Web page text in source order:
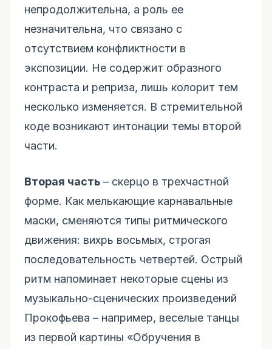
непродолжительна, а роль ее
незначительна, что связано с
отсутствием конфликтности в
экспозиции. Не содержит образного
контраста и реприза, лишь колорит тем
несколько изменяется. В стремительной
коде возникают интонации темы второй
части.
Вторая часть – скерцо в трехчастной
форме. Как мелькающие карнавальные
маски, сменяются типы ритмического
движения: вихрь восьмых, строгая
последовательность четвертей. Острый
ритм напоминает некоторые сцены из
музыкально-сценических произведений
Прокофьева – например, веселые танцы
из первой картины «Обручения в